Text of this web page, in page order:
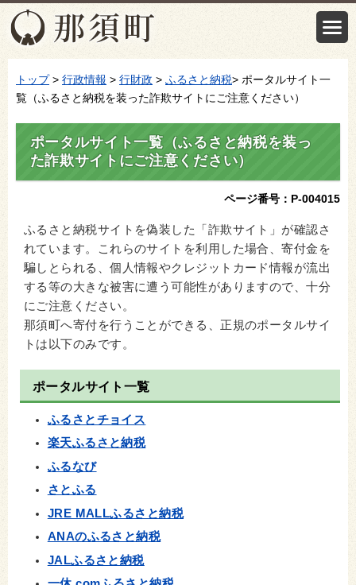
トップ> 行政情報 > 行財政 > ふるさと納税> ポータルサイト一
覧（ふるさと納税を装った詐欺サイトにご注意ください）
ポータルサイト一覧（ふるさと納税を装っ
た詐欺サイトにご注意ください）
ページ番号：P-004015
ふるさと納税サイトを偽装した「詐欺サイト」が確認さ
れています。これらのサイトを利用した場合、寄付金を
騙しとられる、個人情報やクレジットカード情報が流出
する等の大きな被害に遭う可能性がありますので、十分
にご注意ください。
那須町へ寄付を行うことができる、正規のポータルサイ
トは以下のみです。
ポータルサイト一覧
ふるさとチョイス
楽天ふるさと納税
ふるなび
さとふる
JRE MALLふるさと納税
ANAのふるさと納税
JALふるさと納税